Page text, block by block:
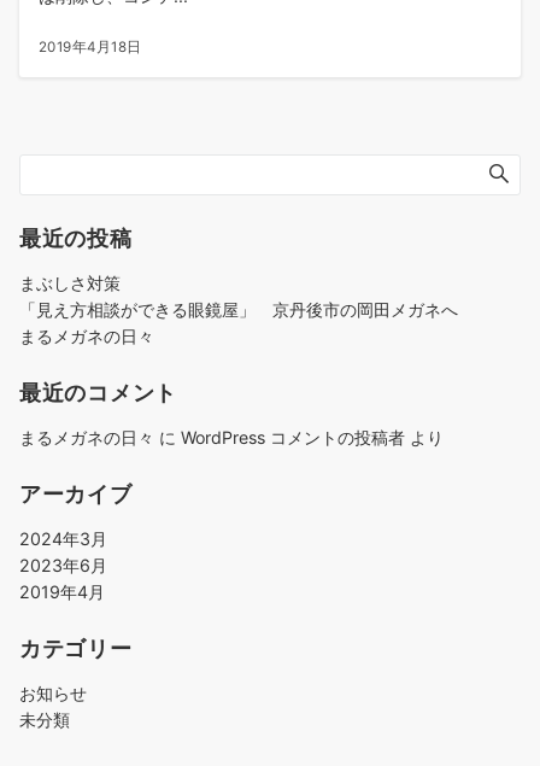
2019年4月18日
最近の投稿
まぶしさ対策
「見え方相談ができる眼鏡屋」 京丹後市の岡田メガネへ
まるメガネの日々
最近のコメント
まるメガネの日々 に WordPress コメントの投稿者 より
アーカイブ
2024年3月
2023年6月
2019年4月
カテゴリー
お知らせ
未分類